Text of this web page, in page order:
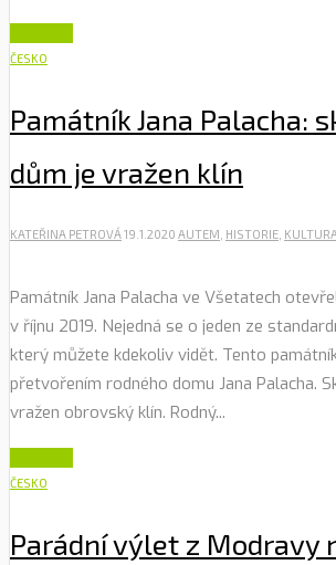
ČESKO
Památník Jana Palacha:
dům je vražen klín
KATEŘINA PETROVÁ 19.1.2020 AUTEM HISTORIE KULTURA
Památník Jana Palacha ve Všetatech
v říjnu 2019. Nejedná se o jeden ze
který můžete kdekoliv vidět. Tento
přetvořením rodného domu Jana Palacha.
vražen obrovský klín. Rodný...
ČESKO
Parádní výlet z Modravy